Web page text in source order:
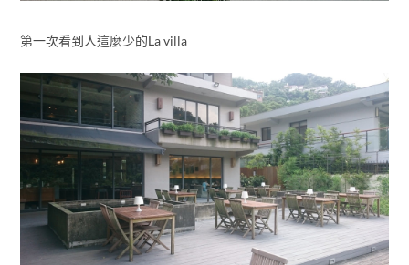
第一次看到人這麼少的La villa